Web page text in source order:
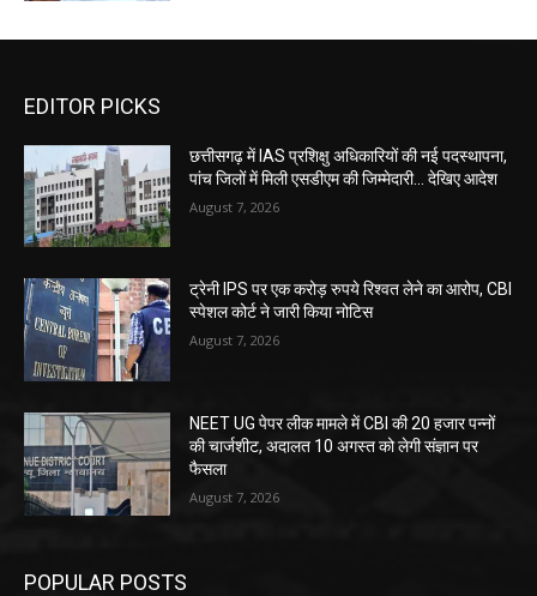
EDITOR PICKS
छत्तीसगढ़ में IAS प्रशिक्षु अधिकारियों की नई पदस्थापना,
पांच जिलों में मिली एसडीएम की जिम्मेदारी... देखिए आदेश
August 7, 2026
ट्रेनी IPS पर एक करोड़ रुपये रिश्वत लेने का आरोप, CBI
स्पेशल कोर्ट ने जारी किया नोटिस
August 7, 2026
NEET UG पेपर लीक मामले में CBI की 20 हजार पन्नों
की चार्जशीट, अदालत 10 अगस्त को लेगी संज्ञान पर
फैसला
August 7, 2026
POPULAR POSTS